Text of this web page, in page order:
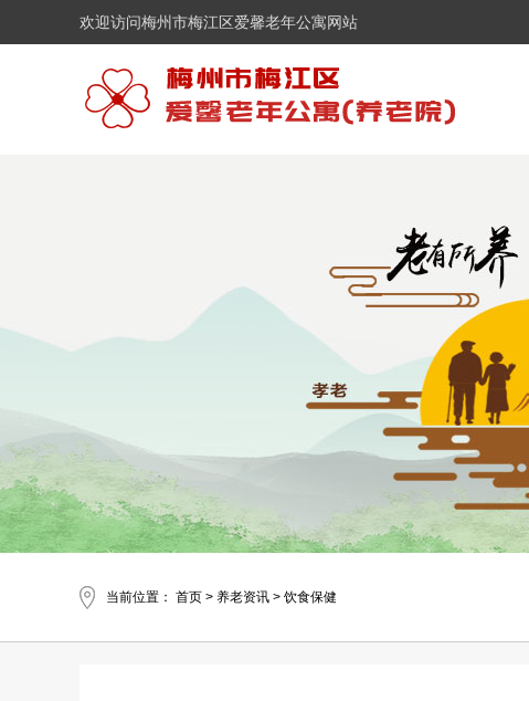
欢迎访问梅州市梅江区爱馨老年公寓网站
当前位置： 首页 > 养老资讯 > 饮食保健